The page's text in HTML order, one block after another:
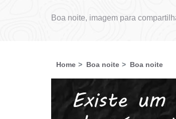
Boa noite, imagem para
Home Boa noite Boa noite